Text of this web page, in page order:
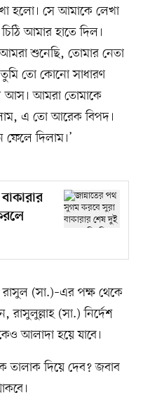
হলো। সে আমাকে লেখা
আমার হাতে দিল।
শুনেছি, তোমার নেতা
তো কোনো সাধারণ
আস। আমরা তোমাকে
এ তো আরেক বিপদ।
ফেলে দিলাম।’
(সা.)–এর পক্ষ থেকে
(সা.) নির্দেশ
আলাদা হয়ে যাবে।
দিয়ে দেব? জবাব